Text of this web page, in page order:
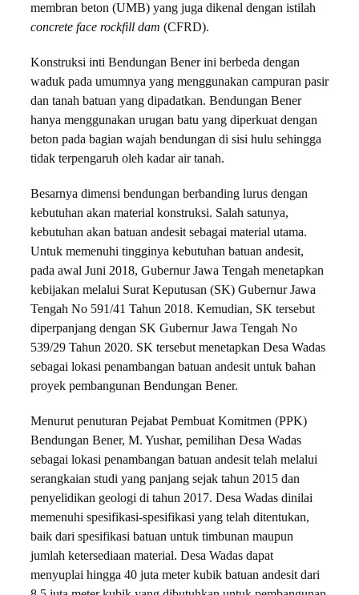
membran beton (UMB) yang juga dikenal dengan istilah
concrete face rockfill dam (CFRD).
Konstruksi inti Bendungan Bener ini berbeda dengan
waduk pada umumnya yang menggunakan campuran pasir
dan tanah batuan yang dipadatkan. Bendungan Bener
hanya menggunakan urugan batu yang diperkuat dengan
beton pada bagian wajah bendungan di sisi hulu sehingga
tidak terpengaruh oleh kadar air tanah.
Besarnya dimensi bendungan berbanding lurus dengan
kebutuhan akan material konstruksi. Salah satunya,
kebutuhan akan batuan andesit sebagai material utama.
Untuk memenuhi tingginya kebutuhan batuan andesit,
pada awal Juni 2018, Gubernur Jawa Tengah menetapkan
kebijakan melalui Surat Keputusan (SK) Gubernur Jawa
Tengah No 591/41 Tahun 2018. Kemudian, SK tersebut
diperpanjang dengan SK Gubernur Jawa Tengah No
539/29 Tahun 2020. SK tersebut menetapkan Desa Wadas
sebagai lokasi penambangan batuan andesit untuk bahan
proyek pembangunan Bendungan Bener.
Menurut penuturan Pejabat Pembuat Komitmen (PPK)
Bendungan Bener, M. Yushar, pemilihan Desa Wadas
sebagai lokasi penambangan batuan andesit telah melalui
serangkaian studi yang panjang sejak tahun 2015 dan
penyelidikan geologi di tahun 2017. Desa Wadas dinilai
memenuhi spesifikasi-spesifikasi yang telah ditentukan,
baik dari spesifikasi batuan untuk timbunan maupun
jumlah ketersediaan material. Desa Wadas dapat
menyuplai hingga 40 juta meter kubik batuan andesit dari